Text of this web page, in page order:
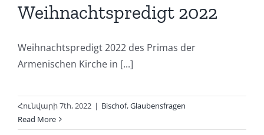
Weihnachtspredigt 2022
Weihnachtspredigt 2022 des Primas der
Armenischen Kirche in [...]
Հունվարի 7th, 2022 | Bischof,Glaubensfragen
Read More